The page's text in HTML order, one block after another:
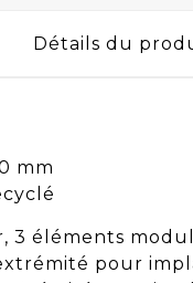
Détails du
mm
3 éléments
pour